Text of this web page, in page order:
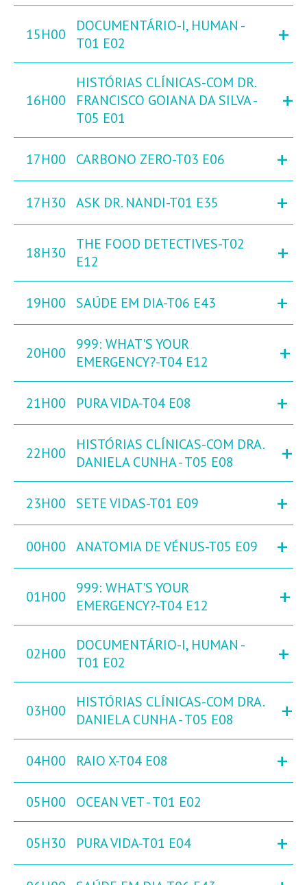
15H00
DOCUMENTÁRIO-I, HUMAN -
T01 E02
+
16H00
HISTÓRIAS CLÍNICAS-COM DR.
FRANCISCO GOIANA DA SILVA -
T05 E01
+
17H00 CARBONO ZERO-T03 E06 +
17H30 ASK DR. NANDI-T01 E35 +
18H30
THE FOOD DETECTIVES-T02
E12
+
19H00 SAÚDE EM DIA-T06 E43 +
20H00
999: WHAT'S YOUR
EMERGENCY?-T04 E12
+
21H00 PURA VIDA-T04 E08 +
22H00
HISTÓRIAS CLÍNICAS-COM DRA.
DANIELA CUNHA - T05 E08
+
23H00 SETE VIDAS-T01 E09 +
00H00 ANATOMIA DE VÉNUS-T05 E09 +
01H00
999: WHAT'S YOUR
EMERGENCY?-T04 E12
+
02H00
DOCUMENTÁRIO-I, HUMAN -
T01 E02
+
03H00
HISTÓRIAS CLÍNICAS-COM DRA.
DANIELA CUNHA - T05 E08
+
04H00 RAIO X-T04 E08 +
05H00 OCEAN VET - T01 E02
05H30 PURA VIDA-T01 E04 +